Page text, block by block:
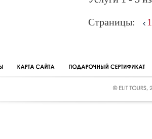
Страницы: 1